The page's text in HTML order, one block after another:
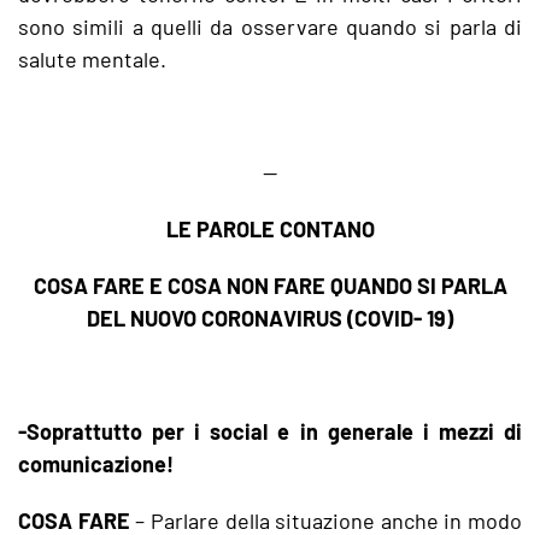
sono simili a quelli da osservare quando si parla di
salute mentale.
—
LE PAROLE CONTANO
COSA FARE E COSA NON FARE QUANDO SI PARLA
DEL NUOVO CORONAVIRUS (COVID- 19)
-Soprattutto per i social e in generale i mezzi di
comunicazione!
COSA FARE – Parlare della situazione anche in modo